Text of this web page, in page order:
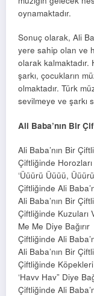
oynamaktadır.
Sonuç olarak, Ali
yere sahip olan ve
olarak
şarkı, çocukların
olmaktadır. Türk
sevilmeye ve şarkı
Ali Baba’nın Bir
Ali Baba’nın Bir
Çiftliğinde
‘Üüürü Üüüü,
Çiftliğinde Ali
Ali Baba’nın Bir
Çiftliğinde Kuzuları
Me Me Diye Bağırır
Çiftliğinde Ali
Ali Baba’nın Bir
Çiftliğinde
‘Havv Hav” Diye
Çiftliğinde Ali